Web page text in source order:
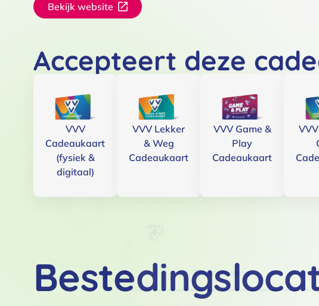
Toestemming
Bekijk website
Accepteert deze
VVV
Cadeaukaart
(fysiek &
digitaal)
VVV Lekker
& Weg
Cadeaukaart
VVV Game &
Play
Cadeaukaart